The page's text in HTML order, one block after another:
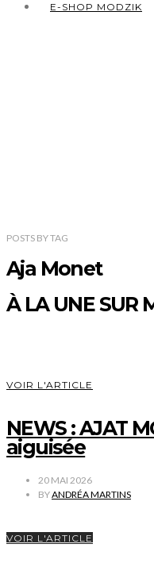
E-SHOP MODZIK
POSTS BYTAG
Aja Monet
À LA UNE SUR
VOIR L'ARTICLE
NEWS : AJAT
aiguisée
20 MAI 2026
BYANDRÉA MARTINS
VOIR L'ARTICLE